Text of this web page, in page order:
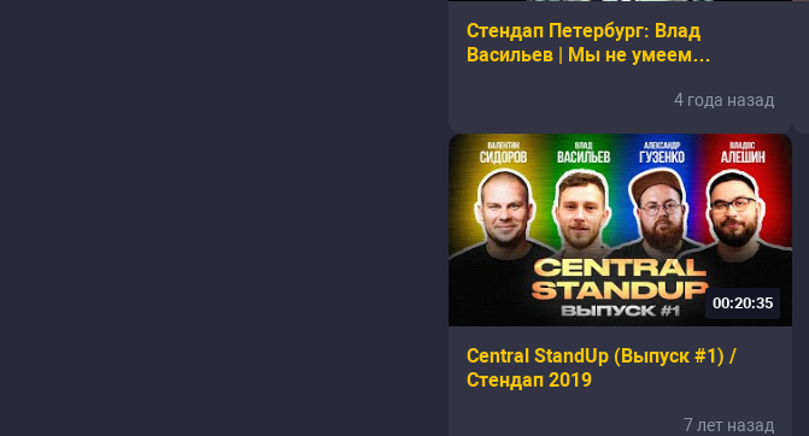
Стендап Петербург: Влад
Васильев | Мы не умеем
4 года назад
00:20:35
Central StandUp (Выпуск #1) /
Стендап 2019
7 лет назад